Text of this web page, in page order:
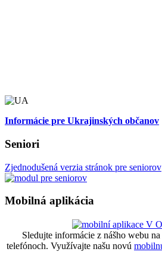
Informácie pre Ukrajinských občanov
Seniori
Zjednodušená verzia stránok pre seniorov
Mobilná aplikácia
Sledujte informácie z nášho webu
telefónoch. Využívajte našu novú